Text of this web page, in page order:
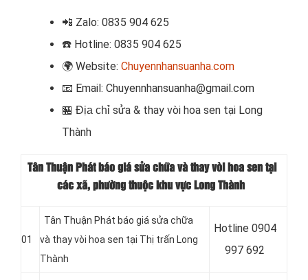
📲 Zalo: 0835 904 625
☎️ Hotline: 0835 904 625
🌍 Website: Chuyennhansuanha.com
📧 Email: Chuyennhansuanha@gmail.com
🏪 Địa chỉ sửa & thay vòi hoa sen tại Long
Thành
Tân Thuận Phát báo giá sửa chữa và thay vòi hoa sen tại
các xã, phường thuộc khu vực Long Thành
01
Tân Thuận Phát báo giá sửa chữa
và thay vòi hoa sen tại Thị trấn Long
Thành
Hotline 0904
997 692